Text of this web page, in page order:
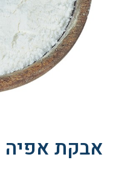
אבקת אפיה